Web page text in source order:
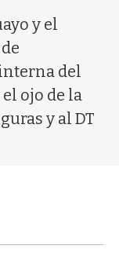
y el
del
ojo de la
y al DT